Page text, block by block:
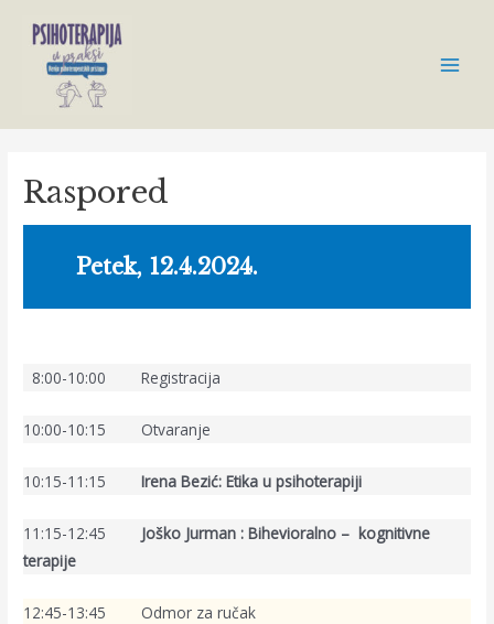
content
Raspored
Petek, 12.4.2024.
8:00-10:00 Registracija
10:00-10:15 Otvaranje
10:15-11:15 Irena Bezić: Etika u psihoterapiji
11:15-12:45 Joško Jurman : Bihevioralno – kognitivne
terapije
12:45-13:45 Odmor za ručak